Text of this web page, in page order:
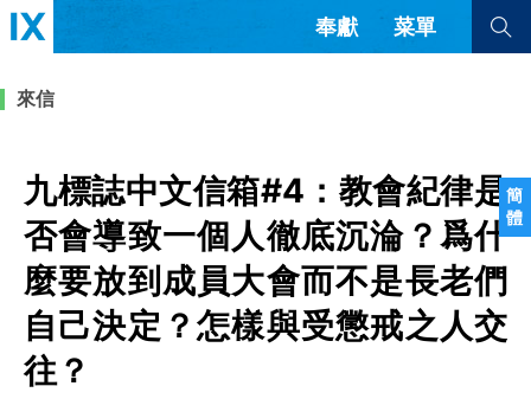
簡
體
奉獻 菜單
來信
教會帶領 解經式講道與神學
福音傳講與宣教
查看全部
查看全部
隱私條款 其他的模式
简体中文
西班牙語
來信
九標誌中文信箱#4：教會紀律是
否會導致一個人徹底沉淪？爲什
麼要放到成員大會而不是長老們
自己決定？怎樣與受懲戒之人交
往？